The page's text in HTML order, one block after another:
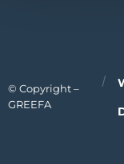
© Copyright –
GREEFA